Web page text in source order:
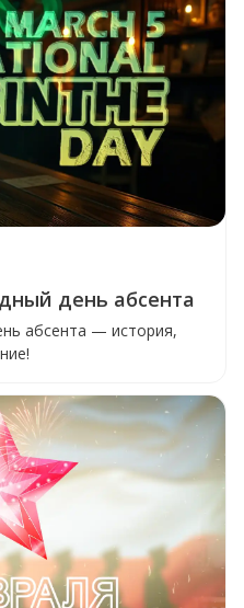
день абсента
абсента — история,